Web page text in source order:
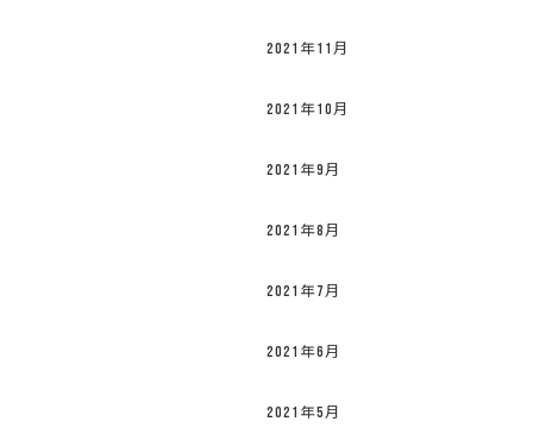
2021年11月
2021年10月
2021年9月
2021年8月
2021年7月
2021年6月
2021年5月